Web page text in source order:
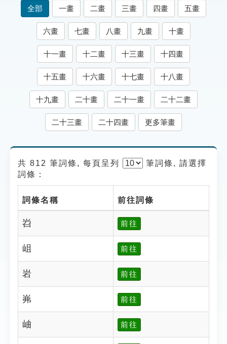
索引選單
知識索引
單字索引
生命大百科索引
遊戲專區
貓頭鷹博士
全部 一畫 二畫 三畫 四畫 五畫
六畫 七畫 八畫 九畫 十畫
十一畫 十二畫 十三畫 十四畫
十五畫 十六畫 十七畫 十八畫
十九畫 二十畫 二十一畫 二十二畫
二十三畫 二十四畫 更多筆畫
共 812 筆詞條, 每頁呈列 筆詞條, 請選擇
詞條：
詞條名稱 前往詞條
岧 前往
岨 前往
岩 前往
岪 前往
岫 前往